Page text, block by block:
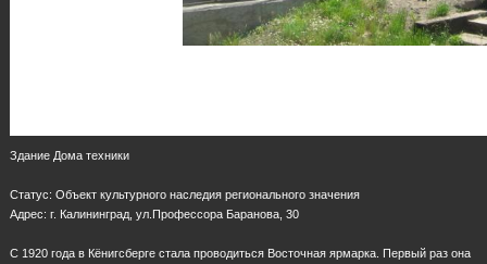
Здание Дома техники
Статус: Объект культурного наследия регионального значения
Адрес: г. Калининград, ул.Профессора Баранова, 30
С 1920 года в Кёнигсберге стала проводиться Восточная ярмарка. Первый раз она